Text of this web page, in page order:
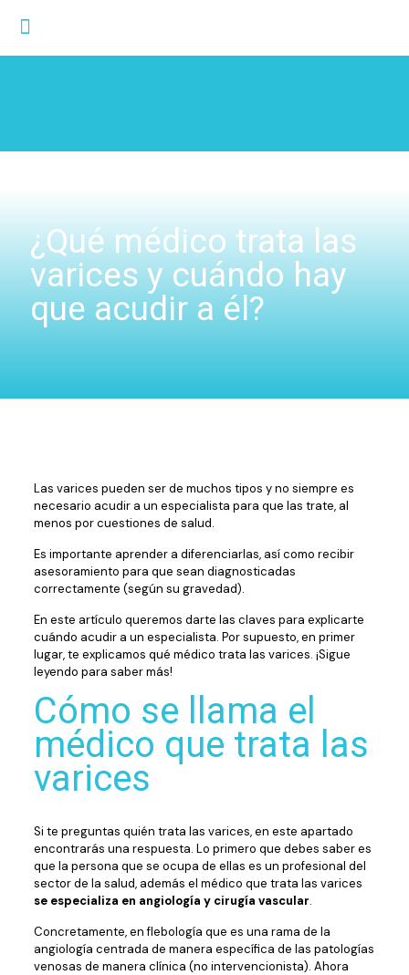
¿Qué médico trata las
varices y cuándo hay
que acudir a él?
Las varices pueden ser de muchos tipos y no siempre es
necesario acudir a un especialista para que las trate, al
menos por cuestiones de salud.
Es importante aprender a diferenciarlas, así como recibir
asesoramiento para que sean diagnosticadas
correctamente (según su gravedad).
En este artículo queremos darte las claves para explicarte
cuándo acudir a un especialista. Por supuesto, en primer
lugar, te explicamos qué médico trata las varices. ¡Sigue
leyendo para saber más!
Cómo se llama el
médico que trata las
varices
Si te preguntas quién trata las varices, en este apartado
encontrarás una respuesta. Lo primero que debes saber es
que la persona que se ocupa de ellas es un profesional del
sector de la salud, además el médico que trata las varices
se especializa en angiología y cirugía vascular.
Concretamente, en flebología que es una rama de la
angiología centrada de manera específica de las patologías
venosas de manera clínica (no intervencionista). Ahora